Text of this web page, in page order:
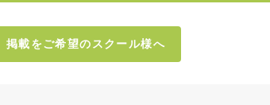
掲載をご希望のスクール様へ